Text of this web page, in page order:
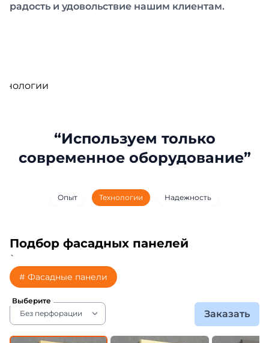
радость и удовольствие нашим клиентам.
Используем только
современное оборудование
Опыт Технологии Надежность
Подбор фасадных панелей
`
# Фасадные панели
Выберите
Заказать